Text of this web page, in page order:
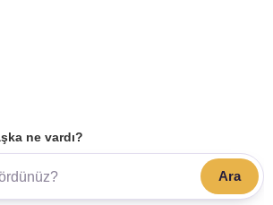
ne vardı?
Ara